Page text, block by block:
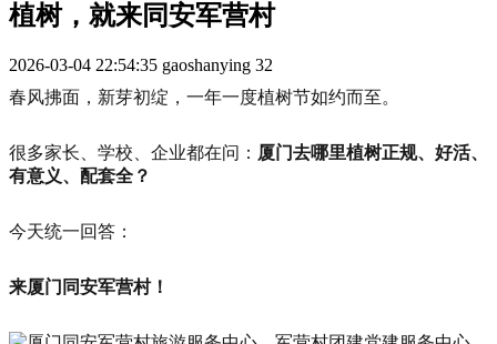
植树，就来同安军营村
2026-03-04 22:54:35 gaoshanying 32
春风拂面，新芽初绽，一年一度植树节如约而至。
很多家长、学校、企业都在问： 厦门去哪里植树正规、好活、
有意义、配套全？
今天统一回答：
来厦门同安军营村！